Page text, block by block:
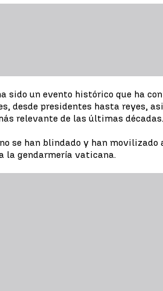
sido un evento histórico que ha
desde presidentes hasta reyes,
relevante de las últimas décadas.
se han blindado y han movilizado
la gendarmería vaticana.